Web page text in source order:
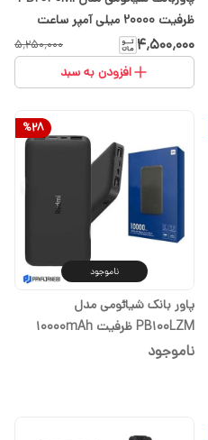
ظرفیت 20000 میلی آمپر ساعت
توان 33 وات (ارسال رایگان با
انتخاب تیپاکس)
۴٬۵۰۰٬۰۰۰ ۵٬۲۵۰٬۰۰۰
افزودن به سبد
%28
ناموجود
پاور بانک شیائومی مدل
PB100LZM ظرفیت 10000mAh
ناموجود